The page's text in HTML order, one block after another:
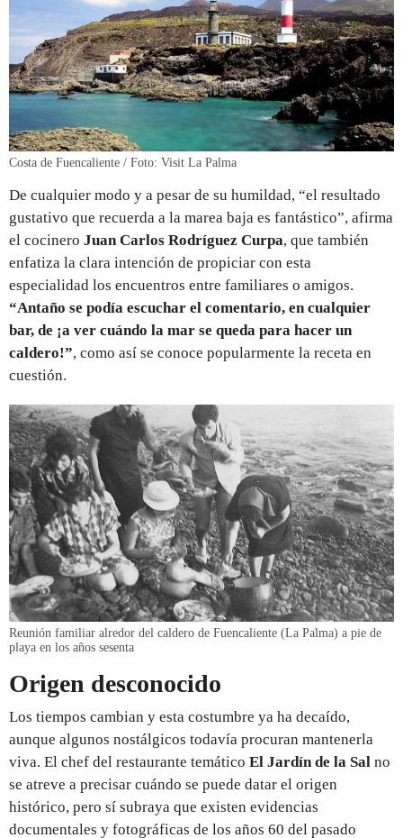
Costa de Fuencaliente / Foto: Visit La Palma
De cualquier modo y a pesar de su humildad, “el resultado
gustativo que recuerda a la marea baja es fantástico”, afirma
el cocinero Juan Carlos Rodríguez Curpa, que también
enfatiza la clara intención de propiciar con esta
especialidad los encuentros entre familiares o amigos.
“Antaño se podía escuchar el comentario, en cualquier
bar, de ¡a ver cuándo la mar se queda para hacer un
caldero!”, como así se conoce popularmente la receta en
cuestión.
Reunión familiar alredor del caldero de Fuencaliente (La Palma) a pie de
playa en los años sesenta
Origen desconocido
Los tiempos cambian y esta costumbre ya ha decaído,
aunque algunos nostálgicos todavía procuran mantenerla
viva. El chef del restaurante temático El Jardín de la Sal no
se atreve a precisar cuándo se puede datar el origen
histórico, pero sí subraya que existen evidencias
documentales y fotográficas de los años 60 del pasado